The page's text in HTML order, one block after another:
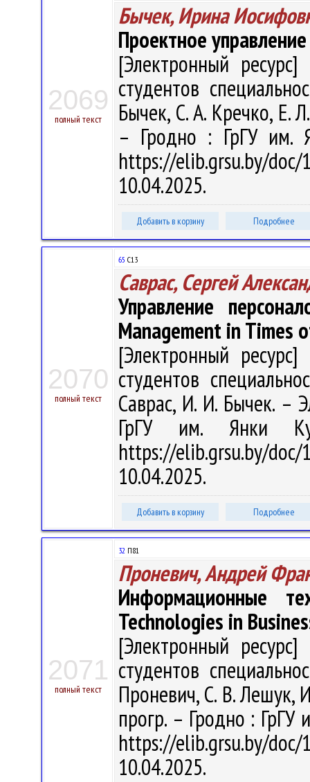
2069
полный текст
Бычек, Ирина
Проектное
[Электронный
студентов
Бычек, С. А. Кречко, Е.
– Гродно : ГрГУ им.
https://elib.grsu.by/
10.04.2025.
Добавить в корзину Подробнее
2070
полный текст
65 С13
Саврас, Сергей
Управление
Management in Times
[Электронный
студентов
Саврас, И. И. Бычек. –
ГрГУ им. Янки
https://elib.grsu.by/
10.04.2025.
Добавить в корзину Подробнее
2071
полный текст
32 П81
Проневич, Андрей
Информационные
Technologies in
[Электронный
студентов
Проневич, С. В. Лешук,
прогр. – Гродно :
https://elib.grsu.by/
10.04.2025.